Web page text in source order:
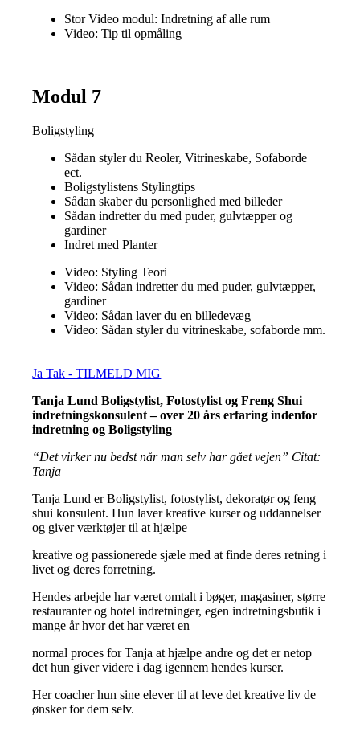
Stor Video modul: Indretning af alle rum
Video: Tip til opmåling
Modul 7
Boligstyling
Sådan styler du Reoler, Vitrineskabe, Sofaborde
ect.
Boligstylistens Stylingtips
Sådan skaber du personlighed med billeder
Sådan indretter du med puder, gulvtæpper og
gardiner
Indret med Planter
Video: Styling Teori
Video: Sådan indretter du med puder, gulvtæpper,
gardiner
Video: Sådan laver du en billedevæg
Video: Sådan styler du vitrineskabe, sofaborde mm.
Ja Tak - TILMELD MIG
Tanja Lund Boligstylist, Fotostylist og Freng Shui
indretningskonsulent – over 20 års erfaring indenfor
indretning og Boligstyling
“Det virker nu bedst når man selv har gået vejen” Citat:
Tanja
Tanja Lund er Boligstylist, fotostylist, dekoratør og feng
shui konsulent. Hun laver kreative kurser og uddannelser
og giver værktøjer til at hjælpe
kreative og passionerede sjæle med at finde deres retning i
livet og deres forretning.
Hendes arbejde har været omtalt i bøger, magasiner, større
restauranter og hotel indretninger, egen indretningsbutik i
mange år hvor det har været en
normal proces for Tanja at hjælpe andre og det er netop
det hun giver videre i dag igennem hendes kurser.
Her coacher hun sine elever til at leve det kreative liv de
ønsker for dem selv.